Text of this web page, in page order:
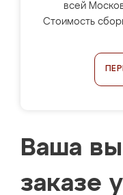
всей
Стоимость
Ваша
заказе